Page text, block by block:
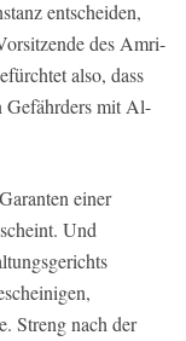
entscheiden,
des Amri-
also, dass
Gefährders mit Al-
einer
Und
Streng nach der